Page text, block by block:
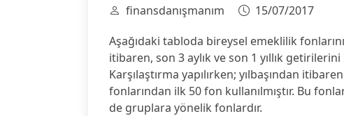
finansdanışmanım
15/07/2017
Aşağıdaki tabloda bireysel emeklilik
itibaren, son 3 aylık ve son 1 yıllık
Karşılaştırma yapılırken; yılbaşından
fonlarından ilk 50 fon kullanılmıştır. Bu
de gruplara yönelik fonlardır.